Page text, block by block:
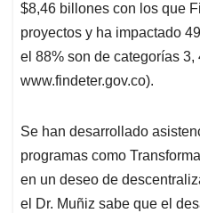
$8,46 billones con los que
proyectos y ha impactado
el 88% son de categorías 3,
www.findeter.gov.co).
Se han desarrollado
programas como
en un deseo de
el Dr. Muñiz sabe que el